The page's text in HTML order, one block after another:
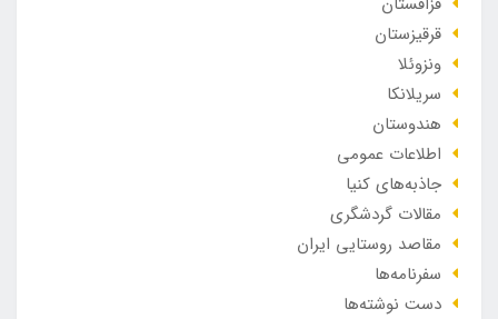
قرقیزستان
ونزوئلا
سریلانکا
هندوستان
اطلاعات عمومی
جاذبه‌های کنیا
مقالات گردشگری
مقاصد روستایی ایران
سفرنامه‌ها
دست نوشته‌ها